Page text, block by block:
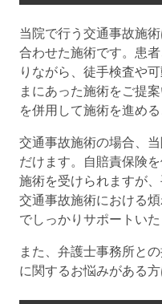
当院で行う交通事故施
合わせた施術です。患
りながら、徒手検査や
まにあった施術をご提
を併用して施術を進める
交通事故施術の場合、
だけます。自賠責保険
施術を受けられますが
交通事故施術における
でしっかりサポートいた
また、弁護士事務所と
に関するお悩みがある